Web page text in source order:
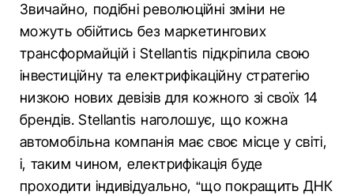
Звичайно, подібні революційні зміни не
можуть обійтись без маркетингових
трансформайцій і Stellantis підкріпила свою
інвестиційну та електрифікаційну стратегію
низкою нових девізів для кожного зі своїх 14
брендів. Stellantis наголошує, що кожна
автомобільна компанія має своє місце у світі,
і, таким чином, електрифікація буде
проходити індивідуально, “що покращить ДНК